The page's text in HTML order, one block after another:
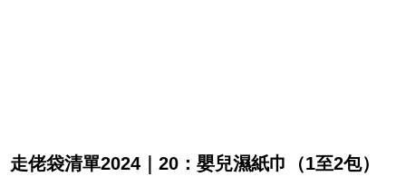
走佬袋清單2024｜20：嬰兒濕紙巾（1至2包）